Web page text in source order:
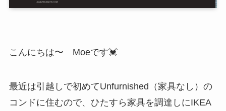
こんにちは〜 Moeです💓
最近は引越しで初めてUnfurnished（家具なし）の
コンドに住むので、ひたすら家具を調達しにIKEA